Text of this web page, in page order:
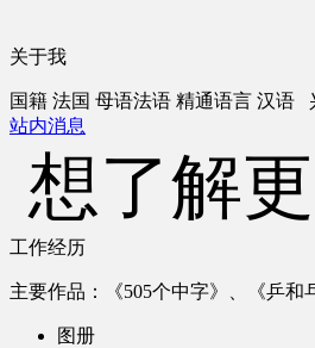
关于我
国籍 法国 母语法语 精通语言 汉语
站内消息
想了解
工作经历
主要作品：《505个中字》、《乒和
图册